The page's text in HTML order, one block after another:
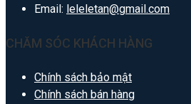
Email: leleletan@gmail.com
CHĂM SÓC KHÁCH HÀNG
Chính sách bảo mật
Chính sách bán hàng